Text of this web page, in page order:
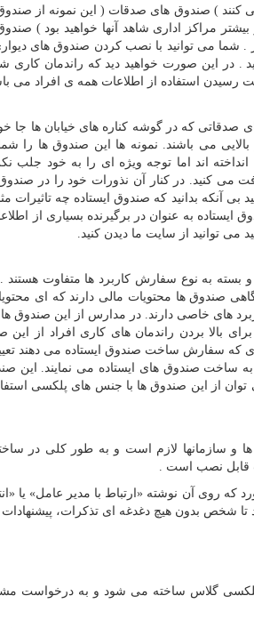
کنند ) صندوق های صدقات ( این نمونه از
مراکز اداری شاهد آنها خواهید بود )
می توانید با نصب کردن صندوق های
. در این صورت خواهید دید که راندمان کاری
رسیدن استفاده از اطلاعات همه ی افراد می
که در گوشه کناره های خیابان ها جا
می باشند. نمونه ها این صندوق ها را
اند اما توجه ویژه ای را به خود جلب
می کنید. در کنار آن نذورات خود را در
بی آنکه بدانید که صندوق ایستاده چه
به عنوان در برگیرنده بسیاری از
می توانید از سایت ما دیدن کنید.
بسته به نوع سفارش کاربرد ها متفاوت هستند
گاهی صندوق ها محتویات مالی دارند که ای
های خاصی دارند. در مدارس از این صندوق ها
بالا بردن راندمان های کاری افراد از این
که سفارش ساخت صندوق ایستاده می دهند
صندوق های ایستاده می نمایند. این
از این صندوق ها با جنس های پلکسی
ها و سازمانها لازم است و به طور کلی در
قابل نصب است .
که روی آن نوشته «ارتباط با مدیر عامل» یا
تا شخص بدون هیچ دغدغه ای تذکرات،
گلاس ساخته می شود و به درخواست